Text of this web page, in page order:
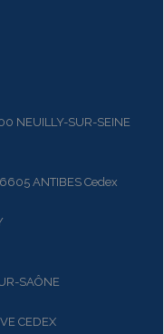
NEUILLY-SUR-SEINE
ANTIBES Cedex
SAÔNE
CEDEX